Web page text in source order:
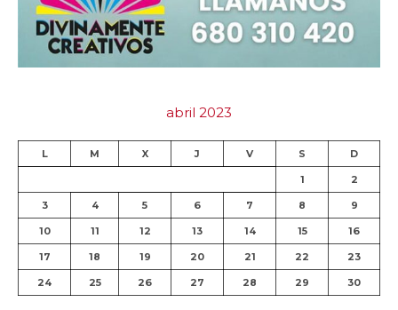
abril 2023
L M X J V S D
1 2
3 4 5 6 7 8 9
10 11 12 13 14 15 16
17 18 19 20 21 22 23
24 25 26 27 28 29 30